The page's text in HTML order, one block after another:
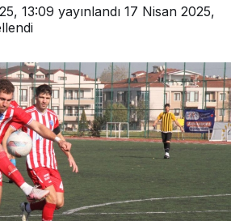
13:09 yayınlandı 17 Nisan 2025,